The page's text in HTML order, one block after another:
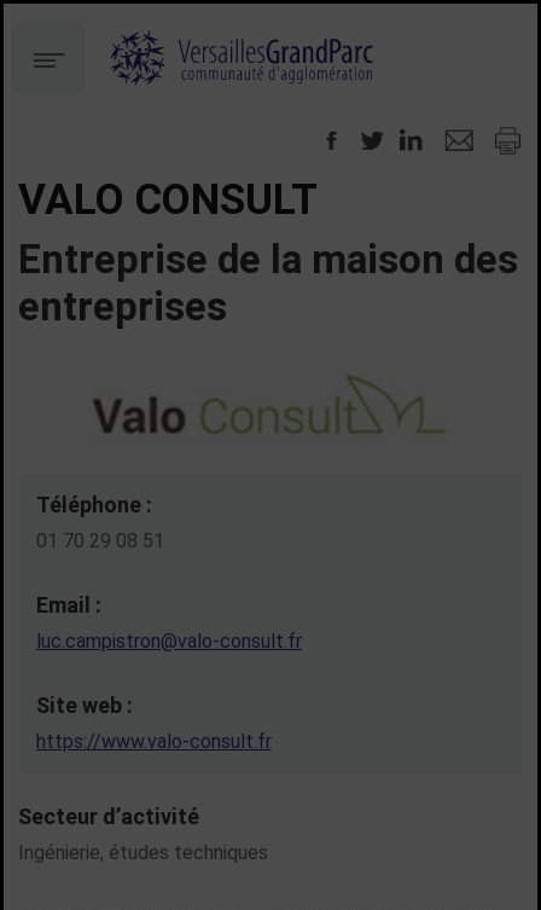
au
contenu
à
Menu
VALO CONSULT
Entreprise de la maison des
entreprises
Secteur d’activité
Ingénierie, études techniques
Téléphone :
01 70 29 08 51
Email :
luc.campistron@valo-consult.fr
Site web :
https://www.valo-consult.fr